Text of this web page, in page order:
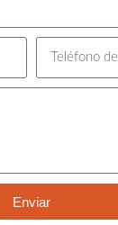
Enviar